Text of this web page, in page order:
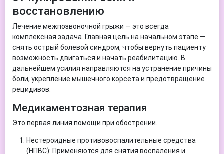
восстановлению
Лечение межпозвоночной грыжи — это всегда
комплексная задача. Главная цель на начальном этапе —
снять острый болевой синдром, чтобы вернуть пациенту
возможность двигаться и начать реабилитацию. В
дальнейшем усилия направляются на устранение причины
боли, укрепление мышечного корсета и предотвращение
рецидивов.
Медикаментозная терапия
Это первая линия помощи при обострении.
Нестероидные противовоспалительные средства
(НПВС): Применяются для снятия воспаления и